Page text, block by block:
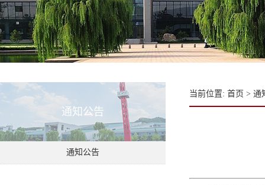
通知公告
通知公告
当前位置: 首页 > 通